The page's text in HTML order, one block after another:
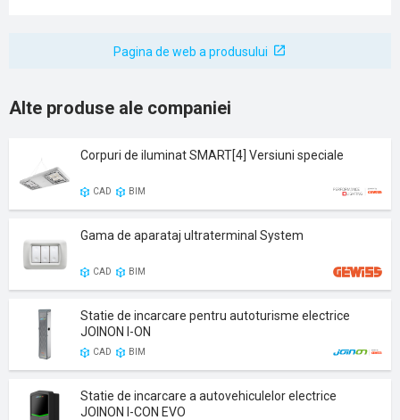
Pagina de web a produsului
Alte produse ale companiei
Corpuri de iluminat SMART[4] Versiuni speciale
CAD BIM
Gama de aparataj ultraterminal System
CAD BIM
Statie de incarcare pentru autoturisme electrice
JOINON I-ON
CAD BIM
Statie de incarcare a autovehiculelor electrice
JOINON I-CON EVO